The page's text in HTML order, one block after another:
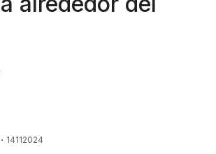
14112024